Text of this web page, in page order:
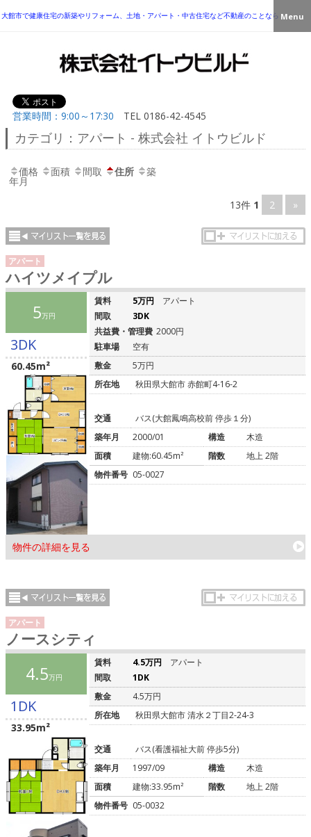
大館市で健康住宅の新築やリフォーム、土地・アパート・中古住宅など不動産のことなら
営業時間：9:00～17:30 TEL 0186-42-4545
Menu
カテゴリ：アパート - 株式会社 イトウビルド
価格 面積 間取 住所 築
年月
13件 1 2 »
アパート
ハイツメイプル
5万円
3DK
60.45m²
物件の詳細を見る
賃料 5万円
アパート
間取
3DK
共益費・管理費 2000円
駐車場
空有
敷金
5万円
所在地
秋田県大館市 赤館町4-16-2
交通
バス(大館鳳鳴高校前 停歩１分)
築年月
2000/01 構造
木造
面積
建物:60.45m² 階数
地上 2階
物件番号 05-0027
アパート
ノースシティ
4.5万円
1DK
33.95m²
賃料 4.5万円
アパート
間取
1DK
敷金
4.5万円
所在地
秋田県大館市 清水２丁目2-24-3
交通
バス(看護福祉大前 停歩5分)
築年月
1997/09 構造
木造
面積
建物:33.95m² 階数
地上 2階
物件番号 05-0032